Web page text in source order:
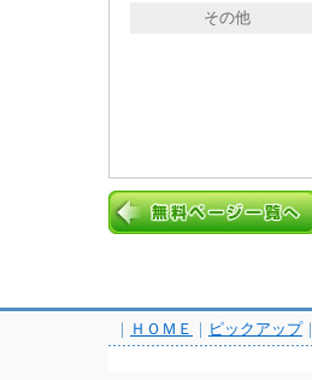
その他
｜ ＨＯＭＥ ｜ ピックアップ｜